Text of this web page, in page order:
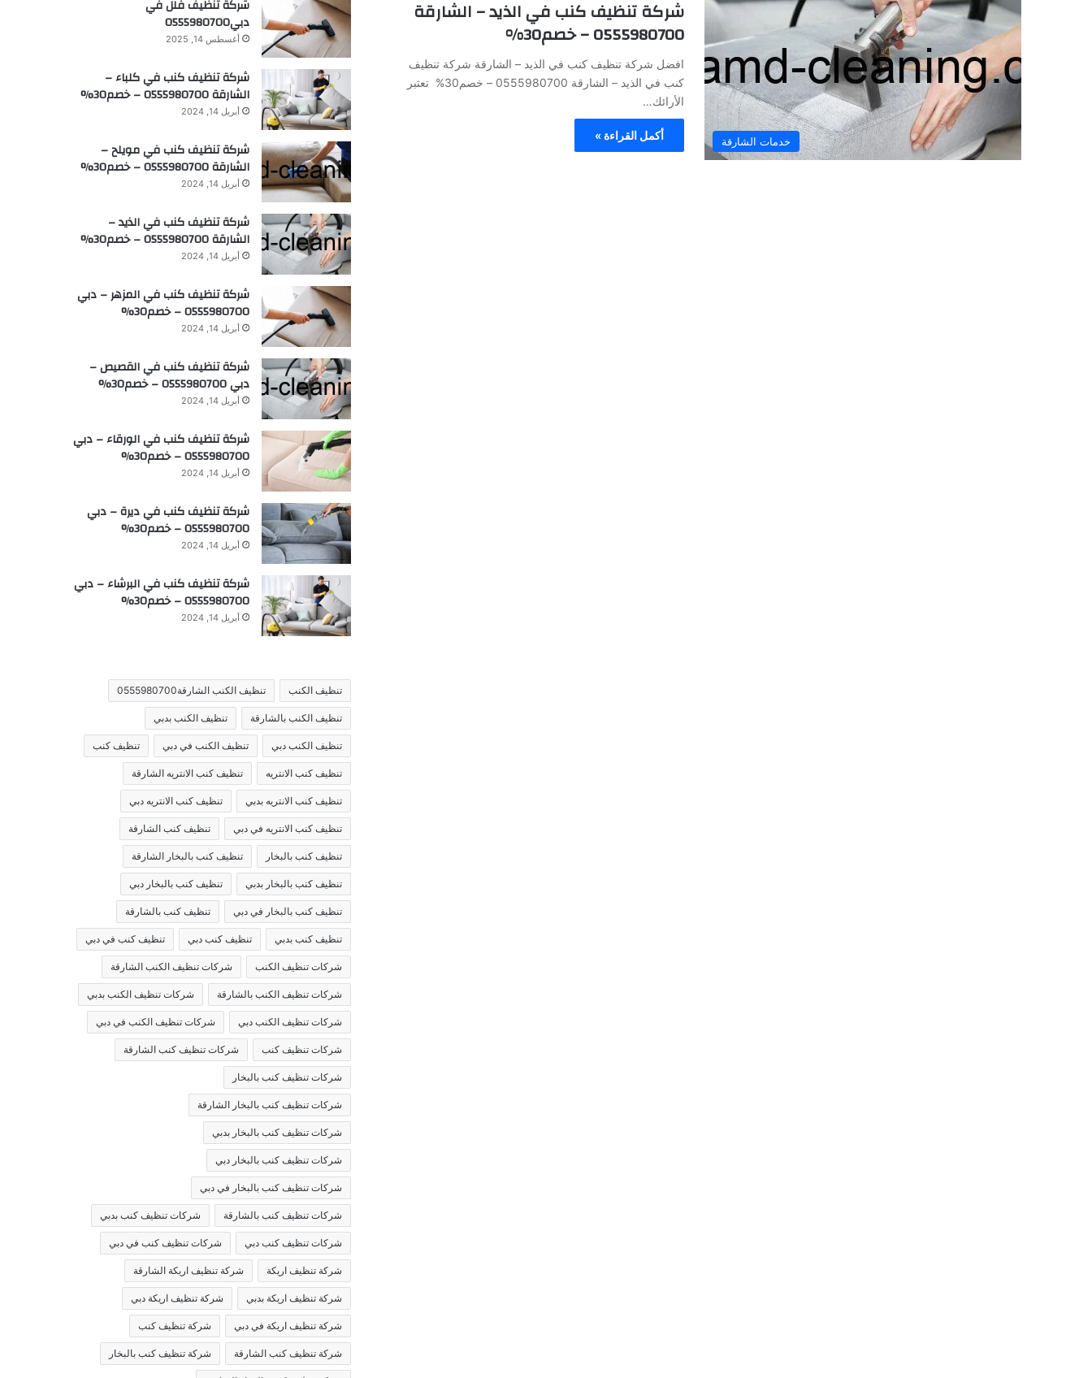
خدمات الشارقة
شركة تنظيف كنب في الذيد – الشارقة
0555980700 – خصم30%
افضل شركة تنظيف كنب في الذيد – الشارقة شركة تنظيف
كنب في الذيد – الشارقة 0555980700 – خصم30% تعتبر
الأرائك…
أكمل القراءة »
شركة تنظيف فلل في
دبي0555980700
أغسطس 14, 2025
شركة تنظيف كنب في كلباء –
الشارقة 0555980700 – خصم30%
أبريل 14, 2024
شركة تنظيف كنب في مويلح –
الشارقة 0555980700 – خصم30%
أبريل 14, 2024
شركة تنظيف كنب في الذيد –
الشارقة 0555980700 – خصم30%
أبريل 14, 2024
شركة تنظيف كنب في المزهر – دبي
0555980700 – خصم30%
أبريل 14, 2024
شركة تنظيف كنب في القصيص –
دبي 0555980700 – خصم30%
أبريل 14, 2024
شركة تنظيف كنب في الورقاء – دبي
0555980700 – خصم30%
أبريل 14, 2024
شركة تنظيف كنب في ديرة – دبي
0555980700 – خصم30%
أبريل 14, 2024
شركة تنظيف كنب في البرشاء – دبي
0555980700 – خصم30%
أبريل 14, 2024
تنظيف الكنب تنظيف الكنب الشارقة0555980700
تنظيف الكنب بالشارقة تنظيف الكنب بدبي
تنظيف الكنب دبي تنظيف الكنب في دبي تنظيف كنب
تنظيف كنب الانتريه تنظيف كنب الانتريه الشارقة
تنظيف كنب الانتريه بدبي تنظيف كنب الانتريه دبي
تنظيف كنب الانتريه في دبي تنظيف كنب الشارقة
تنظيف كنب بالبخار تنظيف كنب بالبخار الشارقة
تنظيف كنب بالبخار بدبي تنظيف كنب بالبخار دبي
تنظيف كنب بالبخار في دبي تنظيف كنب بالشارقة
تنظيف كنب بدبي تنظيف كنب دبي تنظيف كنب في دبي
شركات تنظيف الكنب شركات تنظيف الكنب الشارقة
شركات تنظيف الكنب بالشارقة شركات تنظيف الكنب بدبي
شركات تنظيف الكنب دبي شركات تنظيف الكنب في دبي
شركات تنظيف كنب شركات تنظيف كنب الشارقة
شركات تنظيف كنب بالبخار
شركات تنظيف كنب بالبخار الشارقة
شركات تنظيف كنب بالبخار بدبي
شركات تنظيف كنب بالبخار دبي
شركات تنظيف كنب بالبخار في دبي
شركات تنظيف كنب بالشارقة شركات تنظيف كنب بدبي
شركات تنظيف كنب دبي شركات تنظيف كنب في دبي
شركة تنظيف اريكة شركة تنظيف اريكة الشارقة
شركة تنظيف اريكة بدبي شركة تنظيف اريكة دبي
شركة تنظيف اريكة في دبي شركة تنظيف كنب
شركة تنظيف كنب الشارقة شركة تنظيف كنب بالبخار